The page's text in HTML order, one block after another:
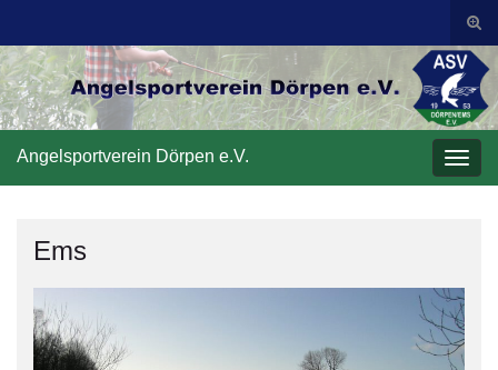
Search for:
Angelsportverein Dörpen e.V.
Ems